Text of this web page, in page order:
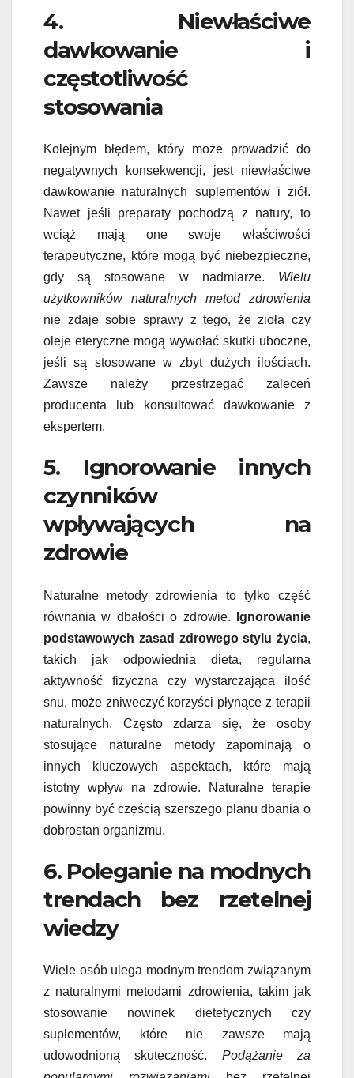
4. Niewłaściwe
dawkowanie i
częstotliwość
stosowania
Kolejnym błędem, który może prowadzić do
negatywnych konsekwencji, jest niewłaściwe
dawkowanie naturalnych suplementów i ziół.
Nawet jeśli preparaty pochodzą z natury, to
wciąż mają one swoje właściwości
terapeutyczne, które mogą być niebezpieczne,
gdy są stosowane w nadmiarze. Wielu
użytkowników naturalnych metod zdrowienia
nie zdaje sobie sprawy z tego, że zioła czy
oleje eteryczne mogą wywołać skutki uboczne,
jeśli są stosowane w zbyt dużych ilościach.
Zawsze należy przestrzegać zaleceń
producenta lub konsultować dawkowanie z
ekspertem.
5. Ignorowanie innych
czynników
wpływających na
zdrowie
Naturalne metody zdrowienia to tylko część
równania w dbałości o zdrowie.
Ignorowanie
podstawowych zasad zdrowego stylu życia,
takich jak odpowiednia dieta, regularna
aktywność fizyczna czy wystarczająca ilość
snu, może zniweczyć korzyści płynące z terapii
naturalnych. Często zdarza się, że osoby
stosujące naturalne metody zapominają o
innych kluczowych aspektach, które mają
istotny wpływ na zdrowie. Naturalne terapie
powinny być częścią szerszego planu dbania o
dobrostan organizmu.
6. Poleganie na modnych
trendach bez rzetelnej
wiedzy
Wiele osób ulega modnym trendom związanym
z naturalnymi metodami zdrowienia, takim jak
stosowanie nowinek dietetycznych czy
suplementów, które nie zawsze mają
udowodnioną skuteczność. Podążanie za